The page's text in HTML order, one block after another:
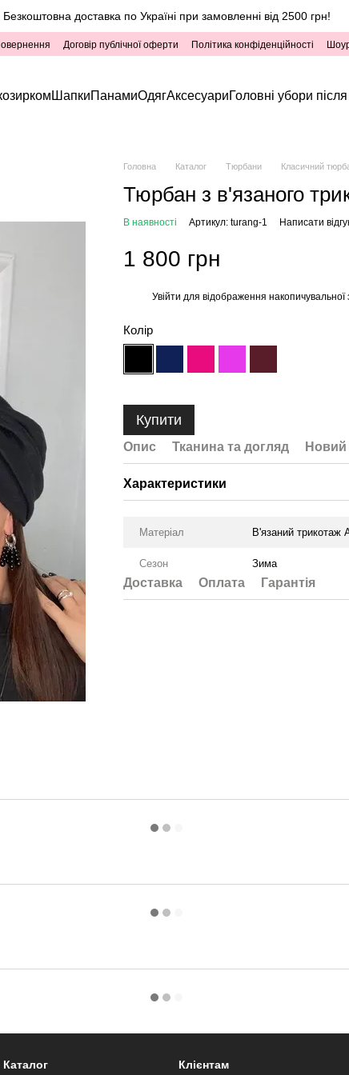
Безкоштовна доставка по Україні при замовленні від 2500 грн!
Договір публічної оферти Політика конфіденційності
ШапкиПанамиОдягАксесуариГоловні убори після
Головна Каталог Тюрбани Класичний
Тюрбан з в'язаного
В наявності Артикул: turang-1 Написати
1 800 грн
Увійти для відображення накопичувальної
Колір
Купити
Опис Тканина та догляд Новий
Характеристики
Матеріал В'язаний трикотаж
Сезон Зима
Доставка Оплата Гарантія
Каталог Клієнтам